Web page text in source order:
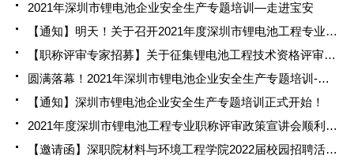
2021年深圳市锂电池企业安全生产专题培训—走进宝安
【通知】明天！关于召开2021年度深圳市锂电池工程专业职称评审政策宣讲会的通知
【职称评审专家招募】关于征集锂电池工程技术资格评审委员会委员的通知
圆满落幕！2021年深圳市锂电池企业安全生产专题培训-走进光明！
【通知】深圳市锂电池企业安全生产专题培训正式开始！
2021年度深圳市锂电池工程专业职称评审政策宣讲会顺利召开
【邀请函】深职院材料与环境工程学院2022届校园招聘活动即将开始！